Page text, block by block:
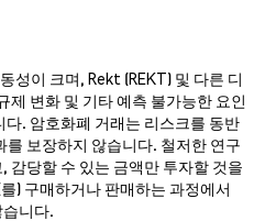
성이 크며, Rekt (REKT) 및 다른 디
제 변화 및 기타 예측 불가능한 요인
다. 암호화폐 거래는 리스크를 동반
보장하지 않습니다. 철저한 연구
감당할 수 있는 금액만 투자할 것을
) 구매하거나 판매하는 과정에서
니다.